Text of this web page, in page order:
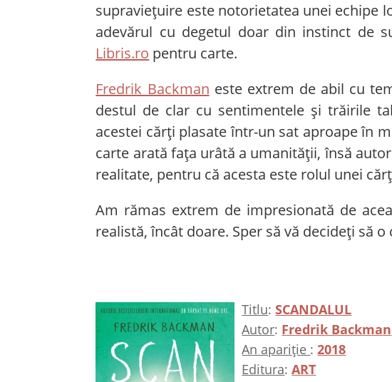
supraviețuire este notorietatea unei echipe
adevărul cu degetul doar din instinct de
Libris.ro pentru carte.
Fredrik Backman este extrem de abil cu
destul de clar cu sentimentele și trăirile
acestei cărți plasate într-un sat aproape în
carte arată fața urâtă a umanității, însă
realitate, pentru că acesta este rolul unei
Am rămas extrem de impresionată de
realistă, încât doare. Sper să vă decideți să
Titlu:SCANDALUL
Autor: Fredrik Backman
An apariție :2018
Editura:ART